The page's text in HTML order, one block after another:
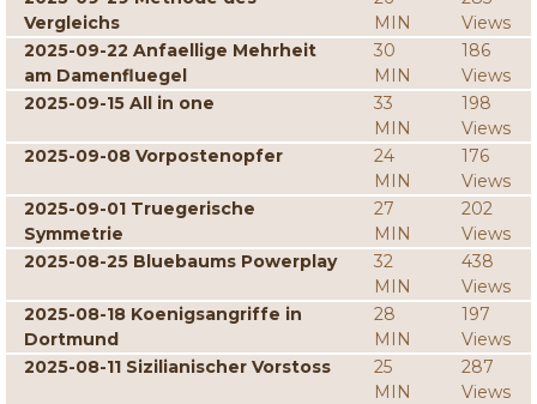
Vergleichs
MIN
Views
2025-09-22 Anfaellige Mehrheit
am Damenfluegel
30
MIN
186
Views
2025-09-15 All in one
33
MIN
198
Views
2025-09-08 Vorpostenopfer
24
MIN
176
Views
2025-09-01 Truegerische
Symmetrie
27
MIN
202
Views
2025-08-25 Bluebaums Powerplay
32
MIN
438
Views
2025-08-18 Koenigsangriffe in
Dortmund
28
MIN
197
Views
2025-08-11 Sizilianischer Vorstoss
25
MIN
287
Views